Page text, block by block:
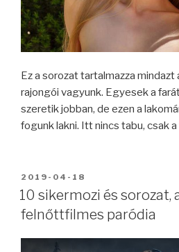
Ez a sorozat tartalmazza mindazt
rajongói vagyunk. Egyesek a
szeretik jobban, de ezen a
fogunk lakni. Itt nincs tabu, csak
BEKÜLDVE:
2019-04-18
10 sikermozi és sorozat,
felnőttfilmes paródia